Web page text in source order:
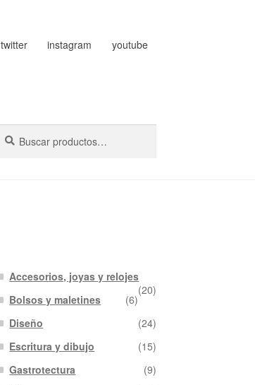
twitter instagram youtube
por:
Accesorios, joyas y relojes
(20)
Bolsos y maletines
(6)
Diseño
(24)
Escritura y dibujo
(15)
Gastrotectura
(9)